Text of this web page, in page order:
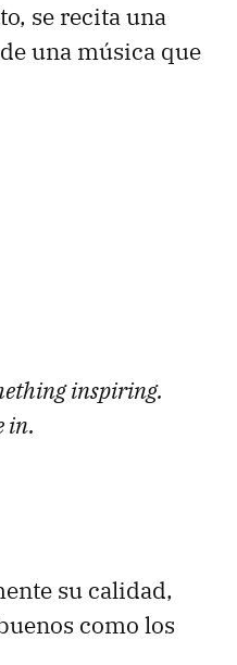
se recita una
una música que
inspiring.
in.
su calidad,
como los